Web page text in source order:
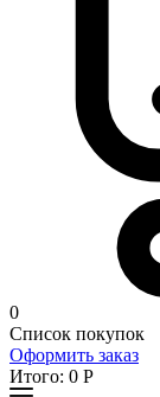
0
Список покупок
Оформить заказ
Итого: 0 Р